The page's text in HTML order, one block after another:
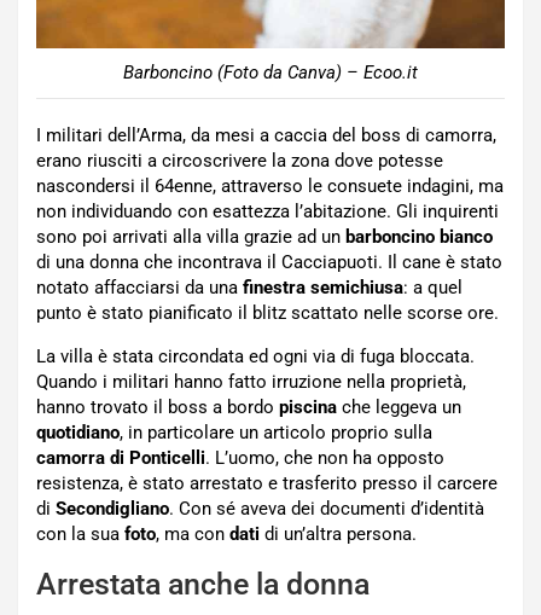
Barboncino (Foto da Canva) – Ecoo.it
I militari dell’Arma, da mesi a caccia del boss di camorra,
erano riusciti a circoscrivere la zona dove potesse
nascondersi il 64enne, attraverso le consuete indagini, ma
non individuando con esattezza l’abitazione. Gli inquirenti
sono poi arrivati alla villa grazie ad un barboncino bianco
di una donna che incontrava il Cacciapuoti. Il cane è stato
notato affacciarsi da una finestra semichiusa: a quel
punto è stato pianificato il blitz scattato nelle scorse ore.
La villa è stata circondata ed ogni via di fuga bloccata.
Quando i militari hanno fatto irruzione nella proprietà,
hanno trovato il boss a bordo piscina che leggeva un
quotidiano, in particolare un articolo proprio sulla
camorra di Ponticelli. L’uomo, che non ha opposto
resistenza, è stato arrestato e trasferito presso il carcere
di Secondigliano. Con sé aveva dei documenti d’identità
con la sua foto, ma con dati di un’altra persona.
Arrestata anche la donna